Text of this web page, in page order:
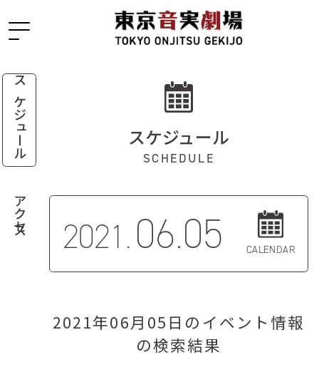
スケジュール
アクセス
スケジュール
SCHEDULE
2021.06.05 CALENDAR
2021年06月05日のイベント情報
の検索結果